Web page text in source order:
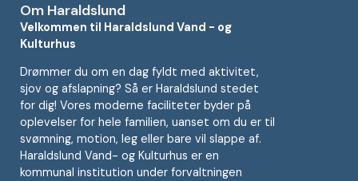
Om Haraldslund
Velkommen til Haraldslund Vand - og
Kulturhus
Drømmer du om en dag fyldt med aktivitet,
sjov og afslapning? Så er Haraldslund stedet
for dig! Vores moderne faciliteter byder på
oplevelser for hele familien, uanset om du er til
svømning, motion, leg eller bare vil slappe af.
Haraldslund Vand- og Kulturhus er en
kommunal institution under forvaltningen